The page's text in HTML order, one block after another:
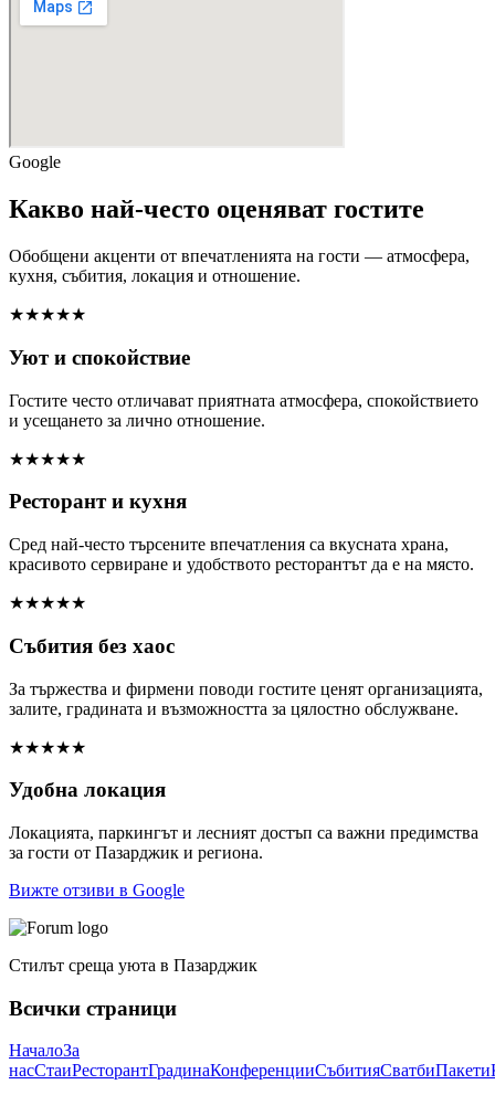
Google
Какво най-често оценяват гостите
Обобщени акценти от впечатленията на гости — атмосфера,
кухня, събития, локация и отношение.
★★★★★
Уют и спокойствие
Гостите често отличават приятната атмосфера, спокойствието
и усещането за лично отношение.
★★★★★
Ресторант и кухня
Сред най-често търсените впечатления са вкусната храна,
красивото сервиране и удобството ресторантът да е на място.
★★★★★
Събития без хаос
За тържества и фирмени поводи гостите ценят организацията,
залите, градината и възможността за цялостно обслужване.
★★★★★
Удобна локация
Локацията, паркингът и лесният достъп са важни предимства
за гости от Пазарджик и региона.
Вижте отзиви в Google
Стилът среща уюта в Пазарджик
Всички страници
НачалоЗа
насСтаиРесторантГрадинаКонференцииСъбитияСватбиПакети